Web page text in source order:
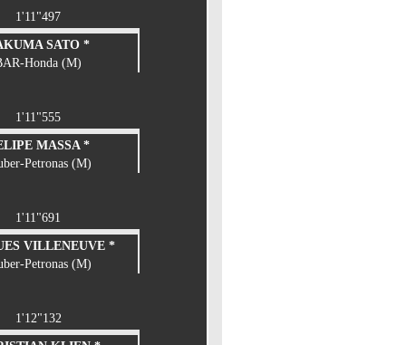
1'11"497
SATO *
Honda (M)
1'11"555
MASSA *
Petronas (M)
1'11"691
VILLENEUVE *
Petronas (M)
1'12"132